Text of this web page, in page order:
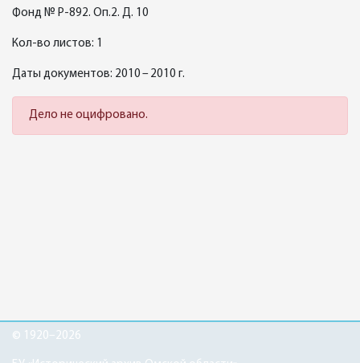
Фонд № Р-892. Оп.2. Д. 10
Кол-во листов: 1
Даты документов: 2010 – 2010 г.
Дело не оцифровано.
© 1920–2026